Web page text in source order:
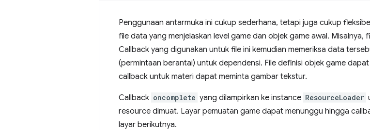
Penggunaan antarmuka ini cukup sederhana, tetapi juga cukup
file data yang menjelaskan level game dan objek game awal. Misalnya,
Callback yang digunakan untuk file ini kemudian memeriksa data
(permintaan berantai) untuk dependensi. File definisi objek game
callback untuk materi dapat meminta gambar tekstur.
Callback oncomplete yang dilampirkan ke instance ResourceLoader
resource dimuat. Layar pemuatan game dapat menunggu hingga
layar berikutnya.